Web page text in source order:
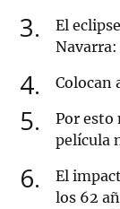
3
El
Navarra:
4 Colocan
5
Por esto
película
6
El
los 62